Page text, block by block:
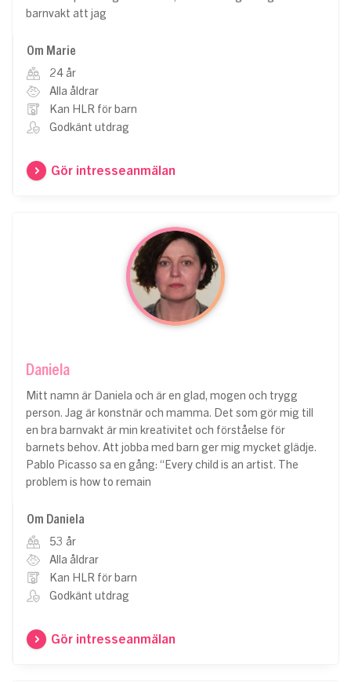
barnvakt att jag
Om Marie
24 år
Alla åldrar
Kan HLR för barn
Godkänt utdrag
Gör intresseanmälan
Daniela
Mitt namn är Daniela och är en glad, mogen och trygg
person. Jag är konstnär och mamma. Det som gör mig till
en bra barnvakt är min kreativitet och förståelse för
barnets behov. Att jobba med barn ger mig mycket glädje.
Pablo Picasso sa en gång: “Every child is an artist. The
problem is how to remain
Om Daniela
53 år
Alla åldrar
Kan HLR för barn
Godkänt utdrag
Gör intresseanmälan